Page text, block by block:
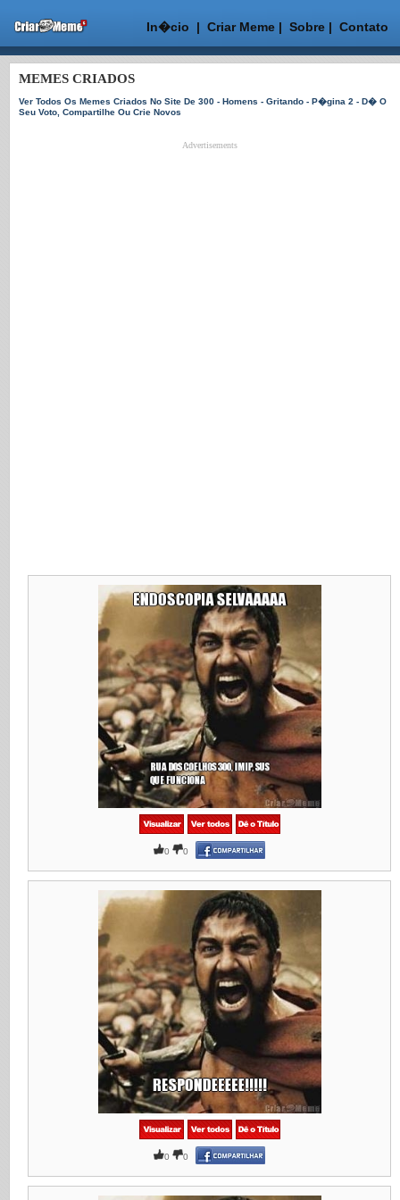
In�cio | Criar Meme| Sobre| Contato
MEMES CRIADOS
Ver Todos Os Memes Criados No Site De 300 - Homens - Gritando - P�gina 2 - D� O
Seu Voto, Compartilhe Ou Crie Novos
Advertisements
0 0
0 0